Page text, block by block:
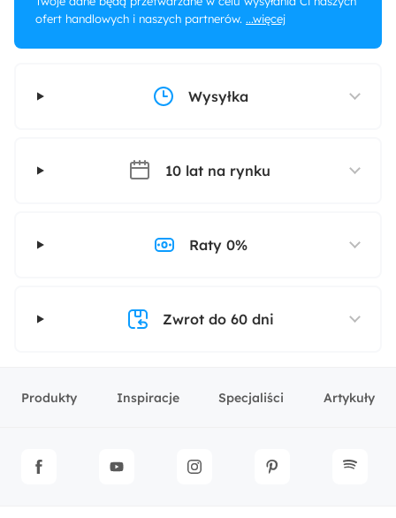
ofert handlowych i naszych partnerów. ...więcej
Wysyłka
10 lat na rynku
Raty 0%
Zwrot do 60 dni
Produkty Inspiracje Specjaliści Artykuły